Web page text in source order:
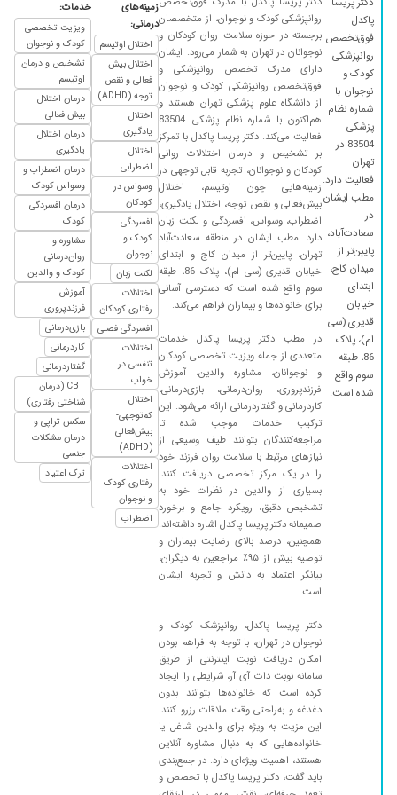
پیش فعالی ، در حال درمان هستیم. الکی دارو
تجویز نمیکنه برای بیمار وقت میذاره
۱۴۰۲/۰۳/۱۷
بسیار دکتر باحوصله و نتیجه بخش است. ۱۴۰۲/۰۱/۲۶
وسواس فکری ۱۴۰۴/۰۵/۱۸
عدم رضایت ۱۴۰۴/۰۹/۰۸
یک بار ویزیت کردن و دارو دادن ۱۴۰۳/۰۷/۲۳
عالی بودند ۱۴۰۲/۰۷/۰۸
برای درمان و کنترل استرس دخترم ۱۴۰۱/۰۸/۰۶
خیلی با حوصله و دقیق هستند و به سوالات هم
کامل جواب میدهند.درمان هم خوب پیش میرود
۱۴۰۰/۰۸/۱۷
فرزندم بیش فعالی داره و تحت درمان ایشان است ۱۴۰۱/۰۲/۲۰
بسیار باحوصله برخورد کردند دارو تجویز کردند
منتظر نتیجه هستم
۱۴۰۴/۱۲/۰۲
با حوصله ۱۴۰۲/۰۲/۲۰
خانم دکتر عالی هستند ۱۴۰۳/۰۳/۰۶
خوب بود، نتیجه داد ۱۴۰۴/۰۶/۳۰
پیش فعالی پسرم عالیه خداروشکر ۱۴۰۲/۱۱/۳۰
برای لجبازی بی حد و بی خوابی و بدخوابی و توجه
تمرکز پایین پسرم به ایشون مراجعه کردم دارو دادن
و بینهایتتتتتت ازشون متشکرم بابت تشخیص
صحیح و داروی مناسب
۱۴۰۴/۰۲/۱۸
برای دخترم رفتم مشاوره
بسیار مجرب هستند
من برای تاخیرگفتارپسرم مراجعه کردم بسیاربادقت
وحوصله وعالی بودن
خوب بود
بسیار عالی بود تشخیص و درمان
خوب بود
عدم تمرکز فرزندم
عالییی
وسواس فکری و عالی بودن
برای پسرم محمد رادین بیمارش هستش
پاکدل
فوق‌تخصص
روانپزشکی
کودک و
نوجوان با
شماره نظام
پزشکی
83504 در
تهران
فعالیت دارد.
مطب ایشان
در
سعادت‌آباد،
پایین‌تر از
میدان کاج،
ابتدای
خیابان
قدیری (سی
ام)، پلاک
86، طبقه
سوم واقع
شده است.
روانپزشکی کودک و نوجوان، از متخصصان
برجسته در حوزه سلامت روان کودکان و
نوجوانان در تهران به شمار می‌رود. ایشان
دارای مدرک تخصص روانپزشکی و
فوق‌تخصص روانپزشکی کودک و نوجوان
از دانشگاه علوم پزشکی تهران هستند و
هم‌اکنون با شماره نظام پزشکی 83504
فعالیت می‌کند. دکتر پریسا پاکدل با تمرکز
بر تشخیص و درمان اختلالات روانی
کودکان و نوجوانان، تجربه قابل توجهی در
زمینه‌هایی چون اوتیسم، اختلال
بیش‌فعالی و نقص توجه، اختلال یادگیری،
اضطراب، وسواس، افسردگی و لکنت زبان
دارد. مطب ایشان در منطقه سعادت‌آباد
تهران، پایین‌تر از میدان کاج و ابتدای
خیابان قدیری (سی ام)، پلاک 86، طبقه
سوم واقع شده است که دسترسی آسانی
برای خانواده‌ها و بیماران فراهم می‌کند.
در مطب دکتر پریسا پاکدل خدمات
متعددی از جمله ویزیت تخصصی کودکان
و نوجوانان، مشاوره والدین، آموزش
فرزندپروری، روان‌درمانی، بازی‌درمانی،
کاردرمانی و گفتاردرمانی ارائه می‌شود. این
ترکیب خدمات موجب شده تا
مراجعه‌کنندگان بتوانند طیف وسیعی از
نیازهای مرتبط با سلامت روان فرزند خود
را در یک مرکز تخصصی دریافت کنند.
بسیاری از والدین در نظرات خود به
تشخیص دقیق، رویکرد جامع و برخورد
صمیمانه دکتر پریسا پاکدل اشاره داشته‌اند.
همچنین، درصد بالای رضایت بیماران و
توصیه بیش از ۹۵٪ مراجعین به دیگران،
بیانگر اعتماد به دانش و تجربه ایشان
است.
دکتر پریسا پاکدل، روانپزشک کودک و
نوجوان در تهران، با توجه به فراهم بودن
امکان دریافت نوبت اینترنتی از طریق
سامانه نوبت دات آی آر، شرایطی را ایجاد
کرده است که خانواده‌ها بتوانند بدون
دغدغه و به‌راحتی وقت ملاقات رزرو کنند.
این مزیت به ویژه برای والدین شاغل یا
خانواده‌هایی که به دنبال مشاوره آنلاین
هستند، اهمیت ویژه‌ای دارد. در جمع‌بندی
باید گفت، دکتر پریسا پاکدل با تخصص و
زمینه‌های
درمانی:
اختلال اوتیسم
اختلال بیش
فعالی و نقص
توجه (ADHD)
اختلال
یادگیری
اختلال
اضطرابی
وسواس در
کودکان
افسردگی
کودک و
نوجوان
لکنت زبان
اختلالات
رفتاری کودکان
افسردگی فصلی
اختلالات
تنفسی در
خواب
اختلال
کم‌توجهی-
بیش‌فعالی
(ADHD)
اختلالات
رفتاری کودک
و نوجوان
اضطراب
خدمات:
ویزیت تخصصی
کودک و نوجوان
تشخیص و درمان
اوتیسم
درمان اختلال
بیش فعالی
درمان اختلال
یادگیری
درمان اضطراب و
وسواس کودک
درمان افسردگی
کودک
مشاوره و
روان‌درمانی
کودک و والدین
آموزش
فرزندپروری
بازی‌درمانی
کاردرمانی
گفتاردرمانی
CBT (درمان
شناختی رفتاری)
سکس تراپی و
درمان مشکلات
جنسی
ترک اعتیاد